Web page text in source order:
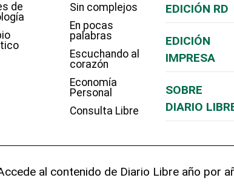
de
Sin complejos
En pocas
palabras
Escuchando al
corazón
Economía
Personal
Consulta Libre
EDICIÓN RD
EDICIÓN
IMPRESA
SOBRE
DIARIO
al contenido de Diario Libre año por